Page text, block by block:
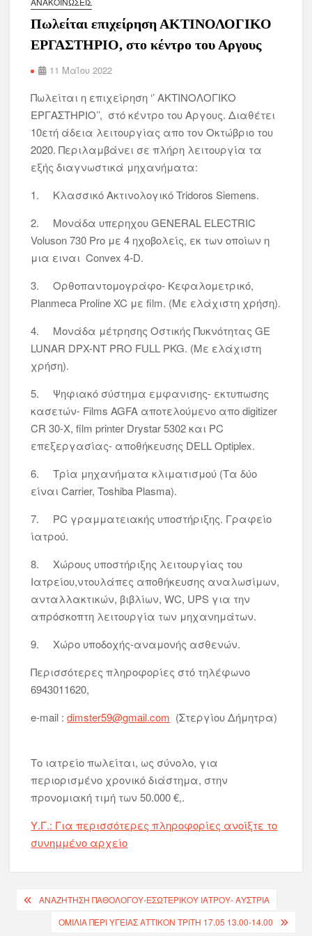
Πωλείται επιχείρηση ΑΚΤΙΝΟΛΟΓΙΚΟ
ΕΡΓΑΣΤΗΡΙΟ, στo κέντρο του Αργους
11 Μαΐου 2022
Πωλείται η επιχείρηση ‘’ ΑΚΤΙΝΟΛΟΓΙΚΟ
ΕΡΓΑΣΤΗΡΙΟ’’, στό κέντρο του Αργους. Διαθέτει
10ετή άδεια λειτουργίας απο τον Οκτώβριο του
2020. Περιλαμβάνει σε πλήρη λειτουργία τα
εξής διαγνωστικά μηχανήματα:
1. Κλασσικό Ακτινολογικό Tridoros Siemens.
2. Μονάδα υπερηχου GENERAL ELECTRIC
Voluson 730 Pro με 4 ηχοβολείς, εκ των οποίων η
μια ειναι Convex 4-D.
3. Ορθοπαντομογράφο- Κεφαλομετρικό,
Planmeca Proline XC με film. (Με ελάχιστη χρήση).
4. Μονάδα μέτρησης Οστικής Πυκνότητας GE
LUNAR DPX-NT PRO FULL PKG. (Με ελάχιστη
χρήση).
5. Ψηφιακό σύστημα εμφανισης- εκτυπωσης
κασετών- Films AGFA αποτελούμενο απο digitizer
CR 30-X, film printer Drystar 5302 και PC
επεξεργασίας- αποθήκευσης DELL Optiplex.
6. Τρία μηχανήματα κλιματισμού (Τα δύο
είναι Carrier, Toshiba Plasma).
7. PC γραμματειακής υποστήριξης. Γραφείο
ίατρού.
8. Χώρους υποστήριξης λειτουργίας του
Ιατρείου,ντουλάπες αποθήκευσης αναλωσίμων,
ανταλλακτικών, βιβλίων, WC, UPS για την
απρόσκοπτη λειτουργία των μηχανημάτων.
9. Χώρο υποδοχής-αναμονής ασθενών.
Περισσότερες πληροφορίες στό τηλέφωνο
6943011620,
e-mail :dimster59@gmail.com (Στεργίου Δήμητρα)
Το ιατρείο πωλείται, ως σύνολο, για
περιορισμένο χρονικό διάστημα, στην
προνομιακή τιμή των 50.000 €,.
Υ.Γ.: Για περισσότερες πληροφορίες ανοίξτε το
συνημμένο αρχείο
ΑΝΑΖΗΤΗΣΗ ΠΑΘΟΛΟΓΟΥ-ΕΣΩΤΕΡΙΚΟΥ ΙΑΤΡΟΥ- ΑΥΣΤΡΙΑ
ΟΜΙΛΙΑ ΠΕΡΙ ΥΓΕΙΑΣ ΑΤΤΙΚΟΝ ΤΡΙΤΗ 17.05 13.00-14.00